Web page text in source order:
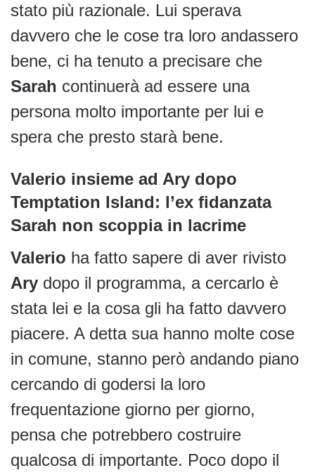
stato più razionale. Lui sperava
davvero che le cose tra loro andassero
bene, ci ha tenuto a precisare che
Sarah continuerà ad essere una
persona molto importante per lui e
spera che presto starà bene.
Valerio insieme ad Ary dopo
Temptation Island: l’ex fidanzata
Sarah non scoppia in lacrime
Valerio ha fatto sapere di aver rivisto
Ary dopo il programma, a cercarlo è
stata lei e la cosa gli ha fatto davvero
piacere. A detta sua hanno molte cose
in comune, stanno però andando piano
cercando di godersi la loro
frequentazione giorno per giorno,
pensa che potrebbero costruire
qualcosa di importante. Poco dopo il